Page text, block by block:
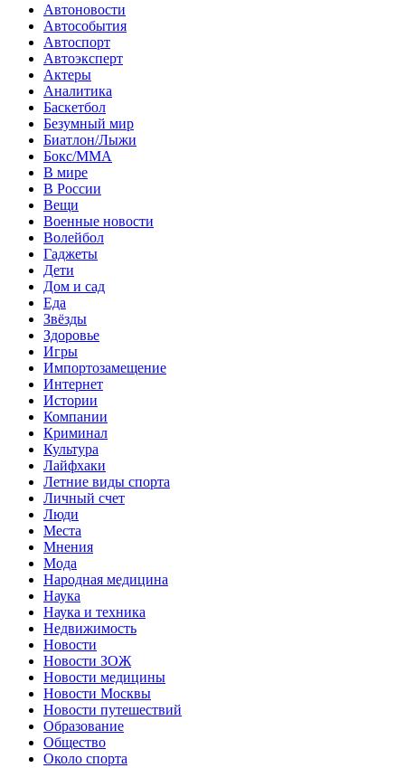
Автоновости
Автособытия
Автоспорт
Автоэксперт
Актеры
Аналитика
Баскетбол
Безумный мир
Биатлон/Лыжи
Бокс/MMA
В мире
В России
Вещи
Военные новости
Волейбол
Гаджеты
Дети
Дом и сад
Еда
Звёзды
Здоровье
Игры
Импортозамещение
Интернет
Истории
Компании
Криминал
Культура
Лайфхаки
Летние виды спорта
Личный счет
Люди
Места
Мнения
Мода
Народная медицина
Наука
Наука и техника
Недвижимость
Новости
Новости ЗОЖ
Новости медицины
Новости Москвы
Новости путешествий
Образование
Общество
Около спорта